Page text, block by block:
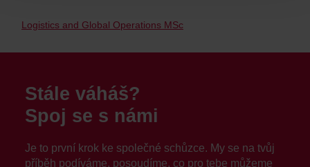
Logistics and Global Operations MSc
Stále váháš?
Spoj se s námi
Je to první krok ke společné schůzce. My se na tvůj
příběh podíváme, posoudíme, co pro tebe můžeme